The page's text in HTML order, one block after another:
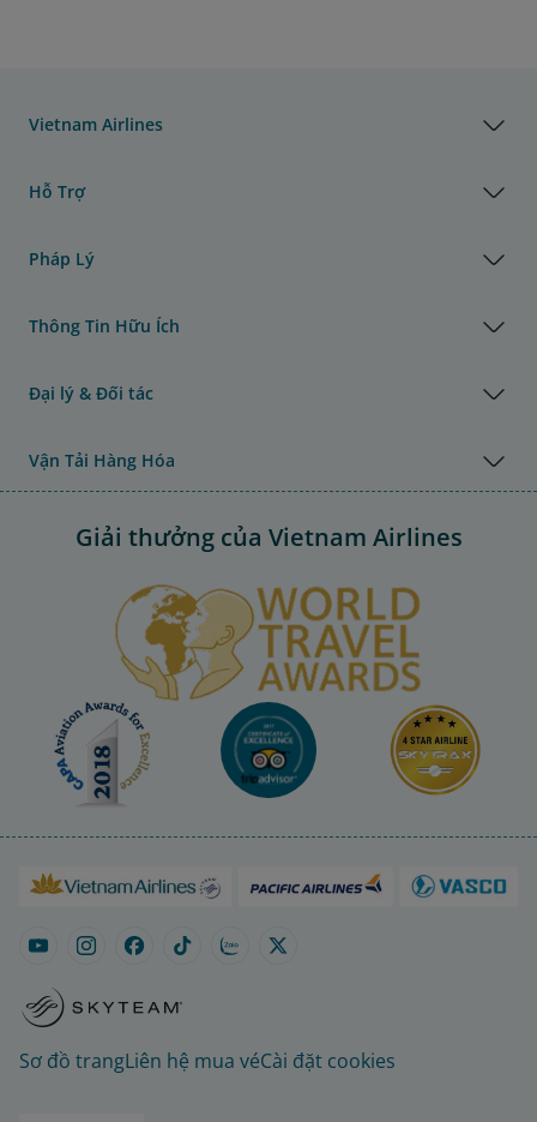
Vietnam Airlines
Hỗ Trợ
Pháp Lý
Thông Tin Hữu Ích
Đại lý & Đối tác
Vận Tải Hàng Hóa
Giải thưởng của Vietnam Airlines
Sơ đồ trangLiên hệ mua véCài đặt cookies